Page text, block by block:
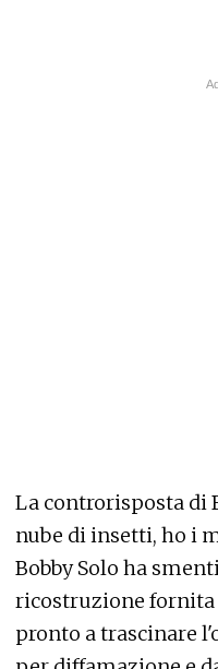
La controrisposta di
nube di insetti, ho i
Bobby Solo ha
ricostruzione fornita
pronto a trascinare